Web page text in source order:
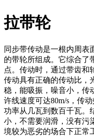
拉带轮
同步带传动是一根内周表
的带轮所组成。它综合了
点。传动时，通过带齿和
传动具有正确的传动比，
稳，能吸振，噪音小，传
许线速度可达80m/s，传
功率从几瓦到数百千瓦。
小，不需要润滑，没有污
境较为恶劣的场合下正常